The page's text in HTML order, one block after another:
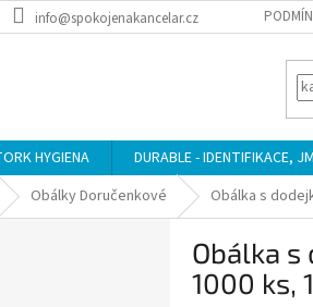
info@spokojenakancelar.cz
HYGIENA DURABLE - IDENTIFIKACE,
Obálky Doručenkové Obálka s
Obálka
1000 ks,